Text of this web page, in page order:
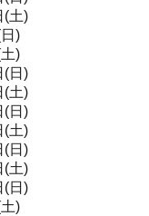
(土)
)
)
(日)
(土)
(日)
(土)
(日)
(土)
(日)
)